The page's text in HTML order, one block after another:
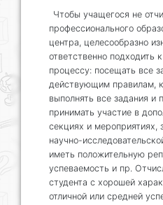
Чтобы учащегося не
профессионального
центра, целесообразно
ответственно подходить
процессу: посещать все
действующим правилам,
выполнять все задания и
принимать участие в
секциях и мероприятиях,
научно-
иметь положительную
успеваемость и пр.
студента с хорошей
отличной или средней